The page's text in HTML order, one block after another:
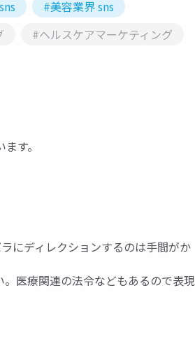
#美容業界 sns
#ヘルスケアマーケティング
す。
にディレクションするのは手間がか
医療関連の法令などもあるので表現